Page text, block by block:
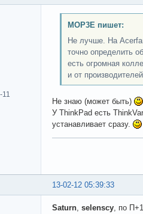
11
MOP3E пишет:
Не лучше. На
точно определить
есть огромная
и от
Не знаю (может быть)
У ThinkPad есть
устанавливает сразу.
13-02-12 05:39:33
Saturn, selenscy, по